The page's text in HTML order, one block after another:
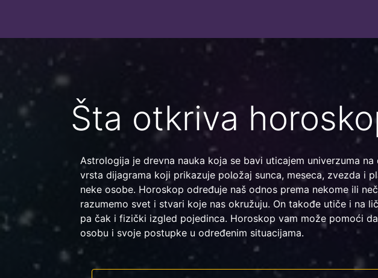
Šta otkriva
Astrologija je drevna nauka koja se bavi uticajem univerzuma
vrsta dijagrama koji prikazuje položaj sunca, meseca, zvezda i
neke osobe. Horoskop određuje naš odnos prema nekome ili
razumemo svet i stvari koje nas okružuju. On takođe utiče i na
pa čak i fizički izgled pojedinca. Horoskop vam može pomoći
osobu i svoje postupke u određenim situacijama.